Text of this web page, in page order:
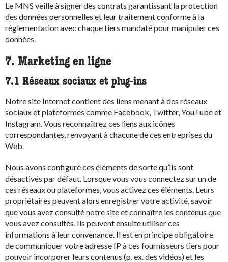
Le MNS veille à signer des contrats garantissant la protection
des données personnelles et leur traitement conforme à la
réglementation avec chaque tiers mandaté pour manipuler ces
données.
7. Marketing en ligne
7.1 Réseaux sociaux et plug-ins
Notre site Internet contient des liens menant à des réseaux
sociaux et plateformes comme Facebook, Twitter, YouTube et
Instagram. Vous reconnaîtrez ces liens aux icônes
correspondantes, renvoyant à chacune de ces entreprises du
Web.
Nous avons configuré ces éléments de sorte qu’ils sont
désactivés par défaut. Lorsque vous vous connectez sur un de
ces réseaux ou plateformes, vous activez ces éléments. Leurs
propriétaires peuvent alors enregistrer votre activité, savoir
que vous avez consulté notre site et connaître les contenus que
vous avez consultés. Ils peuvent ensuite utiliser ces
informations à leur convenance. Il est en principe obligatoire
de communiquer votre adresse IP à ces fournisseurs tiers pour
pouvoir incorporer leurs contenus (p. ex. des vidéos) et les